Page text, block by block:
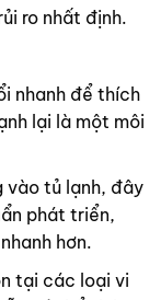
ro nhất định.
nhanh để thích
lại là một môi
vào tủ lạnh, đây
phát triển,
hơn.
tại các loại vi